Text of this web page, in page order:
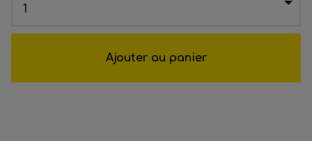
1
Ajouter au panier